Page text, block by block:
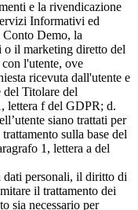
e la rivendicazione
Informativi ed
Demo, la
o il marketing diretto del
l'utente, ove
ricevuta dall'utente e
Titolare del
lettera f del GDPR; d.
siano trattati per
sulla base del
1, lettera a del
personali, il diritto di
il trattamento dei
sia necessario per